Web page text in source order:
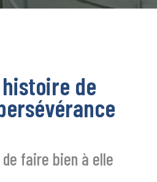
histoire de
faire bien à elle